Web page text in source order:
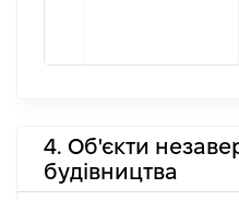
4. Об'єкти
будівництва